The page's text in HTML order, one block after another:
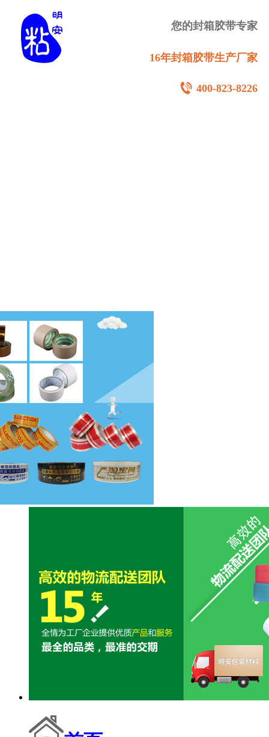
您的封箱胶带专家
16年封箱胶带生产厂家
400-823-8226